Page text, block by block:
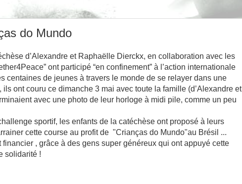
do Mundo
d’Alexandre et Raphaëlle Dierckx, en collaboration avec les
ont participé “en confinement” à l’action internationale
centaines de jeunes à travers le monde de se relayer dans une
ont couru ce dimanche 3 mai avec toute la famille (d’Alexandre et
avec une photo de leur horloge à midi pile, comme un peu
sportif, les enfants de la catéchèse ont proposé à leurs
cette course au profit de "Crianças do Mundo"au Brésil ...
, grâce à des gens super généreux qui ont appuyé cette
solidarité !